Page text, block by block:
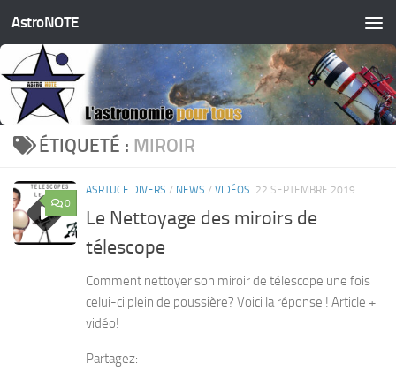
Skip to content
AstroNOTE
ÉTIQUETÉ : MIROIR
0
ASRTUCE DIVERS / NEWS / VIDÉOS 22 SEPTEMBRE 2019
Le Nettoyage des miroirs de
télescope
Comment nettoyer son miroir de télescope une fois
celui-ci plein de poussière? Voici la réponse ! Article +
vidéo!
Partagez: